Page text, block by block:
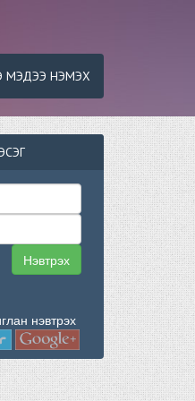
МЭДЭЭ НЭМЭХ
Нэвтрэх
нэвтрэх